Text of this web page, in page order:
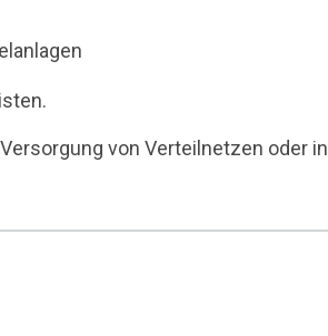
von Verteilnetzen oder in